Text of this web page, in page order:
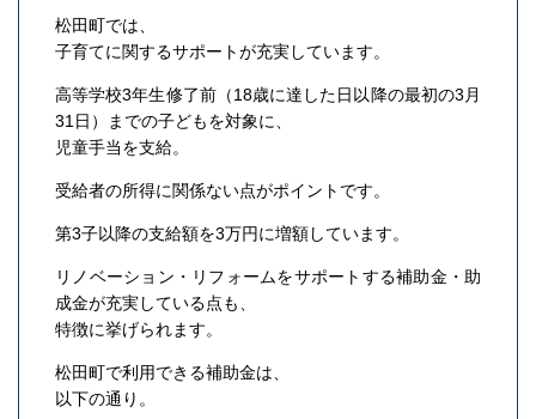
松田町では、
子育てに関するサポートが充実しています。
高等学校3年生修了前（18歳に達した日以降の最初の3月
31日）までの子どもを対象に、
児童手当を支給。
受給者の所得に関係ない点がポイントです。
第3子以降の支給額を3万円に増額しています。
リノベーション・リフォームをサポートする補助金・助
成金が充実している点も、
特徴に挙げられます。
松田町で利用できる補助金は、
以下の通り。